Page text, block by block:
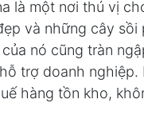
là một nơi thú vị
và những cây
nó cũng tràn
trợ doanh
hàng tồn kho,